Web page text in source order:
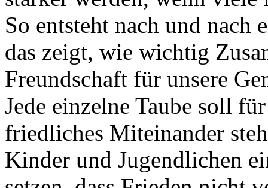
So entsteht nach und nach
das zeigt, wie wichtig
Freundschaft für unsere
Jede einzelne Taube soll
friedliches Miteinander
Kinder und Jugendlichen